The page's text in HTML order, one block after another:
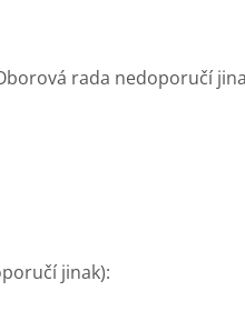
rada nedoporučí
jinak):